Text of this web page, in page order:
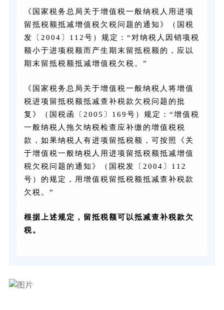
《国家税务总局关于增值税一般纳税人用进项
留抵税额抵减增值税欠税问题的通知》（国税
发〔2004〕112号）规定：“对纳税人因销项税
额小于进项税额而产生期末留抵税额的，应以
期末留抵税额抵减增值税欠税。”
《国家税务总局关于增值税一般纳税人将增值
税进项留抵税额抵减查补税款欠税问题的批
复》（国税函〔2005〕169号）规定：“增值税
一般纳税人拖欠纳税检查应补缴的增值税税
款，如果纳税人有进项留抵税额，可按照《关
于增值税一般纳税人用进项留抵税额抵减增值
税欠税问题的通知》（国税发〔2004〕112
号）的规定，用增值税留抵税额抵减查补税款
欠税。”
根据上述规定，留抵税额可以抵减查补税款欠
税。